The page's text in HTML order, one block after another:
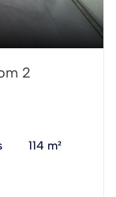
2
114 m²